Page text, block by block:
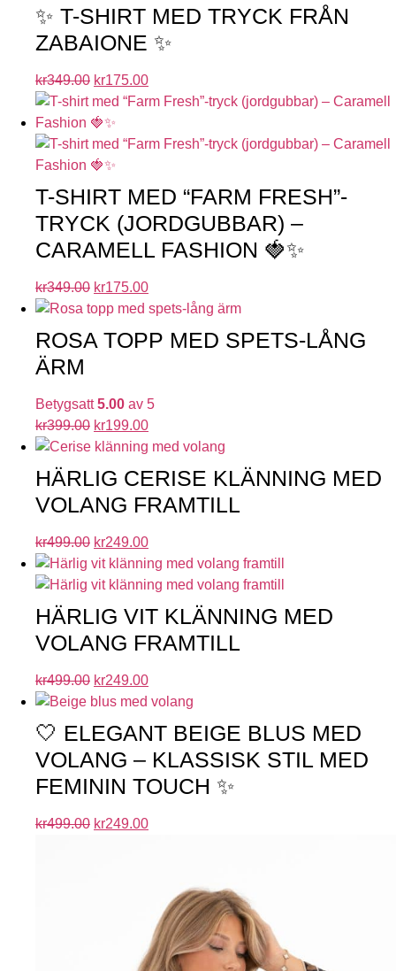
✨ T-SHIRT MED TRYCK FRÅN
ZABAIONE ✨
kr349.00 kr175.00
T-SHIRT MED “FARM FRESH”-
TRYCK (JORDGUBBAR) –
CARAMELL FASHION 🍓✨
kr349.00 kr175.00
ROSA TOPP MED SPETS-LÅNG
ÄRM
Betygsatt5.00 av 5
kr399.00 kr199.00
HÄRLIG CERISE KLÄNNING MED
VOLANG FRAMTILL
kr499.00 kr249.00
HÄRLIG VIT KLÄNNING MED
VOLANG FRAMTILL
kr499.00 kr249.00
🤍 ELEGANT BEIGE BLUS MED
VOLANG – KLASSISK STIL MED
FEMININ TOUCH ✨
kr499.00 kr249.00